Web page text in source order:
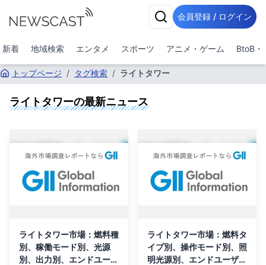
会員登録 / ログイン
新着 地域検索 エンタメ スポーツ アニメ・ゲーム BtoB・
トップページ / タグ検索 / ライトタワー
ライトタワーの最新ニュース
ライトタワー市場：燃料種
別、稼働モード別、光源
別、出力別、エンドユーザ
ライトタワー市場：燃料タ
イプ別、操作モード別、照
明光源別、エンドユーザー